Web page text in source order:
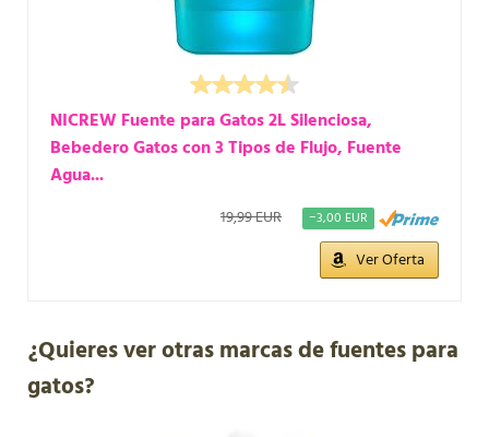
NICREW Fuente para Gatos 2L Silenciosa,
Bebedero Gatos con 3 Tipos de Flujo, Fuente
Agua...
19,99 EUR −3,00 EUR
Ver Oferta
¿Quieres ver otras marcas de fuentes para
gatos?